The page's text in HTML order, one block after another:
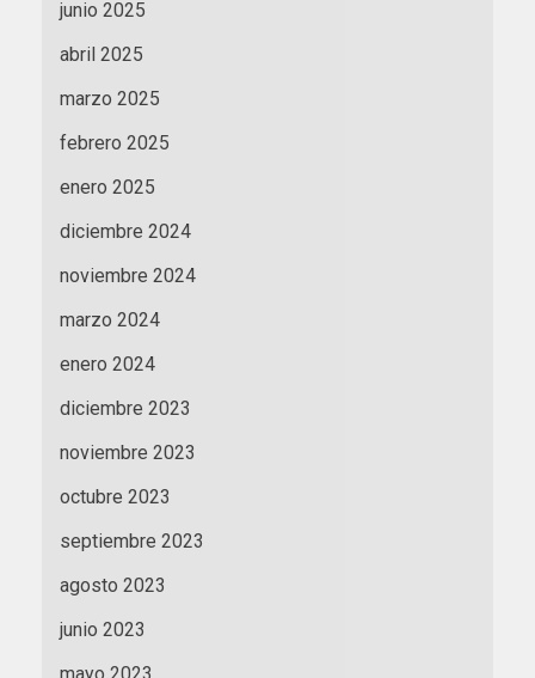
junio 2025
abril 2025
marzo 2025
febrero 2025
enero 2025
diciembre 2024
noviembre 2024
marzo 2024
enero 2024
diciembre 2023
noviembre 2023
octubre 2023
septiembre 2023
agosto 2023
junio 2023